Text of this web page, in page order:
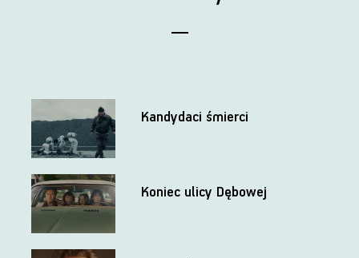
Kandydaci śmierci
Koniec ulicy Dębowej